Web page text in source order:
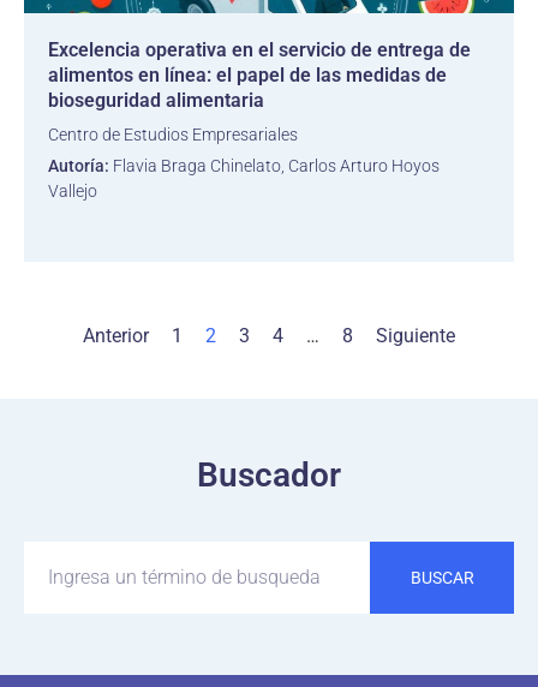
Excelencia operativa en el servicio de entrega de
alimentos en línea: el papel de las medidas de
bioseguridad alimentaria
Centro de Estudios Empresariales
Autoría: Flavia Braga Chinelato, Carlos Arturo Hoyos
Vallejo
Anterior 1 2 3 4 … 8 Siguiente
Buscador
BUSCAR